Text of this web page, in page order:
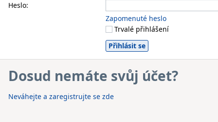
Heslo:
Zapomenuté heslo
Trvalé přihlášení
Dosud nemáte svůj účet?
Neváhejte a zaregistrujte se zde